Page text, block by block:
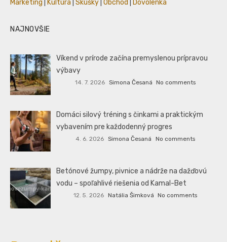
Marketing
Kultúra Skúšky Obchod Dovolenka
NAJNOVŠIE
Víkend v prírode začína premyslenou prípravou
výbavy
14. 7. 2026 Simona Česaná No comments
Domáci silový tréning s činkami a praktickým
vybavením pre každodenný progres
4. 6. 2026 Simona Česaná No comments
Betónové žumpy, pivnice a nádrže na dažďovú
vodu – spoľahlivé riešenia od Kamal-Bet
12. 5. 2026 Natália Šimková No comments